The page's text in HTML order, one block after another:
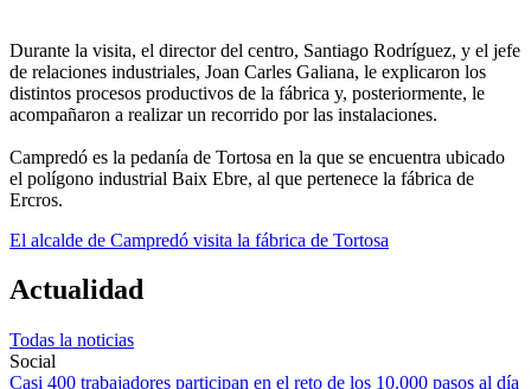
Durante la visita, el director del centro, Santiago Rodríguez, y el jefe
de relaciones industriales, Joan Carles Galiana, le explicaron los
distintos procesos productivos de la fábrica y, posteriormente, le
acompañaron a realizar un recorrido por las instalaciones.
Campredó es la pedanía de Tortosa en la que se encuentra ubicado
el polígono industrial Baix Ebre, al que pertenece la fábrica de
Ercros.
El alcalde de Campredó visita la fábrica de Tortosa
Actualidad
Todas la noticias
Social
Casi 400 trabajadores participan en el reto de los 10.000 pasos al día